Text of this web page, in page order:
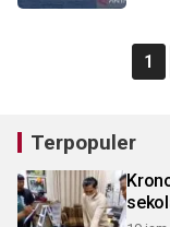
1
Terpopuler